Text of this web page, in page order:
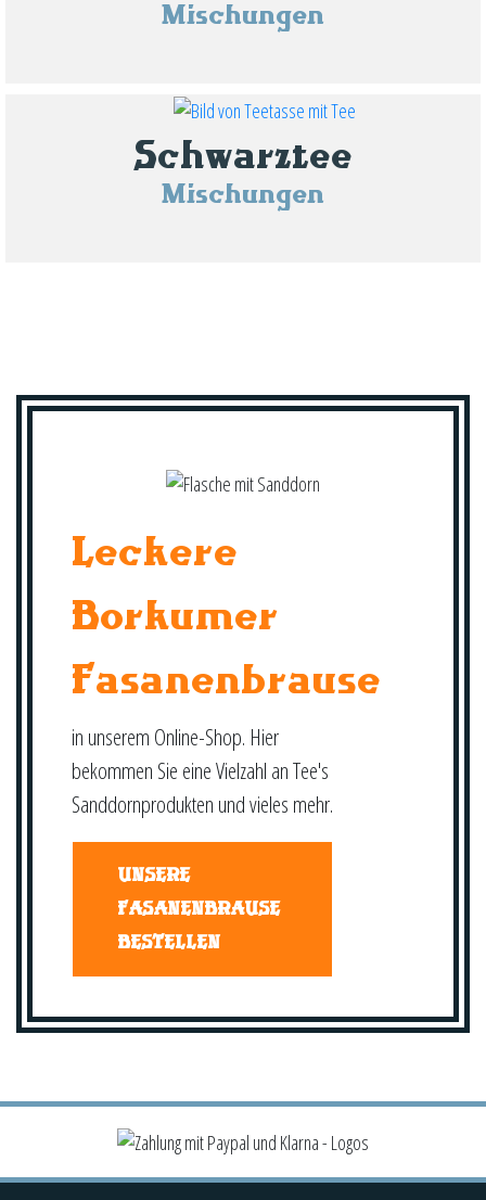
Mischungen
Schwarztee
Mischungen
Leckere
Borkumer
Fasanenbrause
in unserem Online-Shop. Hier
bekommen Sie eine Vielzahl an Tee's
Sanddornprodukten und vieles mehr.
UNSERE
FASANENBRAUSE
BESTELLEN